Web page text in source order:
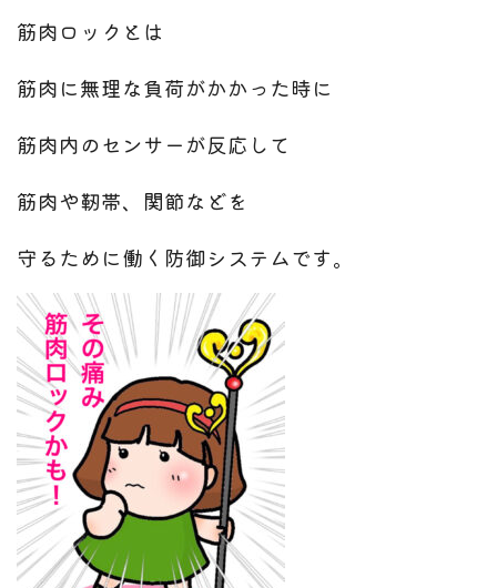
筋肉ロックとは
筋肉に無理な負荷がかかった時に
筋肉内のセンサーが反応して
筋肉や靭帯、関節などを
守るために働く 防御システムです。